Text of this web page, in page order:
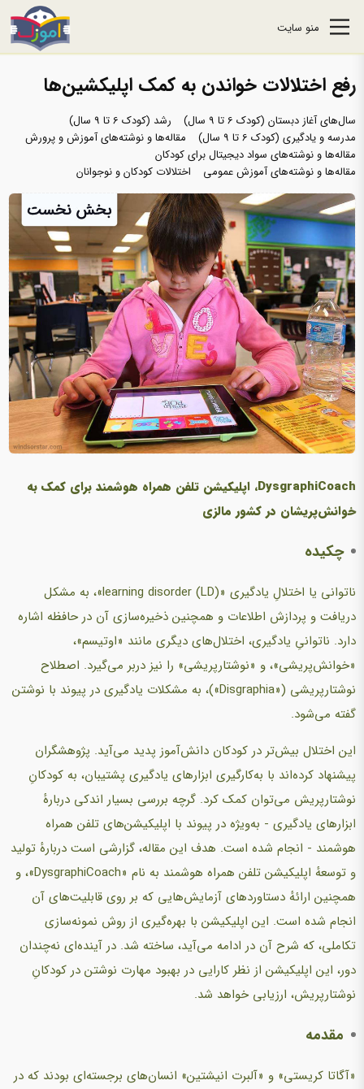
منو سایت
رفع اختلالات خواندن به کمک اپلیکشین‌ها
سال‌های آغاز دبستان (کودک 6 تا 9 سال)
رشد (کودک 6 تا 9 سال)
مدرسه و یادگیری (کودک 6 تا 9 سال)
مقاله‌ها و نوشته‌های آموزش و پرورش
مقاله‌ها و نوشته‌های سواد دیجیتال برای کودکان
مقاله‌ها و نوشته‌های آموزش عمومی
اختلالات کودکان و نوجوانان
DysgraphiCoach، اپلیکیشن تلفن همراه هوشمند برای کمک به
خوانش‌پریشان در کشور مالزی
چکیده
ناتوانی یا اختلالِ یادگیری «(learning disorder (LD»، به مشکل
دریافت و پردازش اطلاعات و همچنین ذخیره‌سازی آن در حافظه اشاره
دارد. ناتوانیِ یادگیری، اختلال‌های دیگری مانند «اوتیسم»،
«خوانش‌پریشی»، و «نوشتارپریشی» را نیز دربر می‌گیرد. اصطلاح
نوشتارپریشی («Disgraphia»)، به مشکلات یادگیری در پیوند با نوشتن
گفته می‌شود.
این اختلال بیش‌تر در کودکان دانش‌آموز پدید می‌آید. پژوهشگران
پیشنهاد کرده‌اند با به‌کارگیری ابزارهای یادگیری پشتیبان، به کودکانِ
نوشتارپریش می‌توان کمک کرد. گرچه بررسی بسیار اندکی دربارهٔ
ابزارهای یادگیری - به‌ویژه در پیوند با اپلیکیشن‌های تلفن همراه
هوشمند - انجام شده است. هدف این مقاله، گزارشی است دربارهٔ تولید
و توسعهٔ اپلیکیشن تلفن همراه هوشمند به نام «DysgraphiCoach»، و
همچنین ارائهٔ دستاوردهای آزمایش‌هایی که بر روی قابلیت‌های آن
انجام شده است. این اپلیکیشن با بهره‌گیری از روش نمونه‌سازی
تکاملی، که شرح آن در ادامه می‌آید، ساخته شد. در آینده‌ای نه‌چندان
دور، این اپلیکیشن از نظر کارایی در بهبود مهارت نوشتن در کودکانِ
نوشتارپریش، ارزیابی خواهد شد.
مقدمه
«آگاتا کریستی» و «آلبرت انیشتین» انسان‌های برجسته‌ای بودند که در